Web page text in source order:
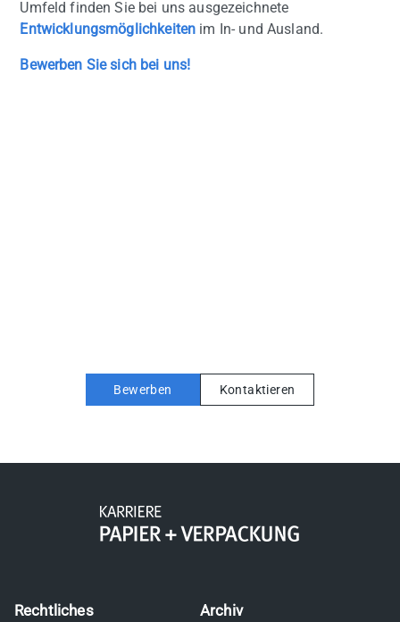
Umfeld finden Sie bei uns ausgezeichnete
Entwicklungsmöglichkeiten im In- und Ausland.
Bewerben Sie sich bei uns!
Bewerben Kontaktieren
Rechtliches Archiv